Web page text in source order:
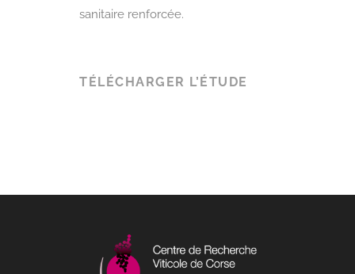
sanitaire renforcée.
TÉLÉCHARGER L’ÉTUDE